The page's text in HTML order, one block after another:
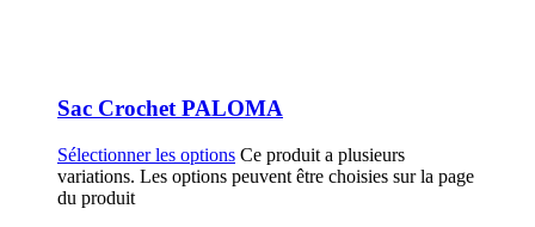
Sac Crochet PALOMA
Sélectionner les options Ce produit a plusieurs
variations. Les options peuvent être choisies sur la page
du produit